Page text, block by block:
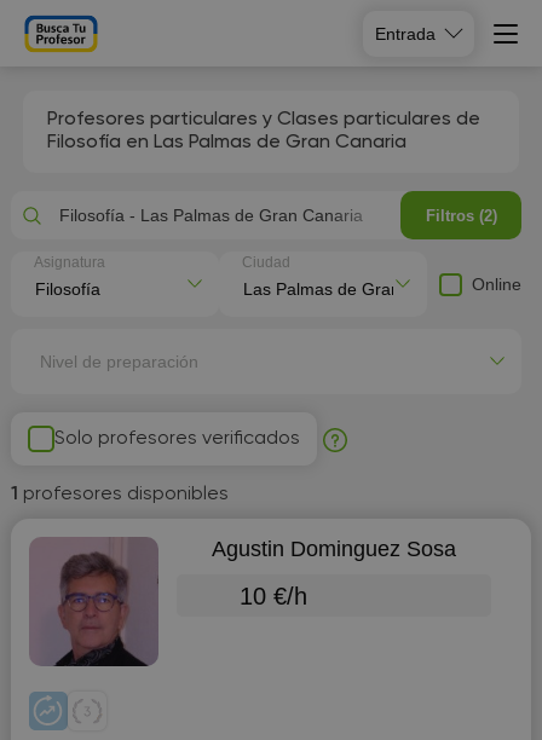
Entrada
Profesores particulares y Clases particulares de
Filosofía en Las Palmas de Gran Canaria
Solo profesores verificados
1 profesores disponibles
Agustin Dominguez Sosa
10 €/h
Filosofía - Las Palmas de Gran Canaria Filtros (2)
Asignatura Ciudad
Online
Nivel de preparación